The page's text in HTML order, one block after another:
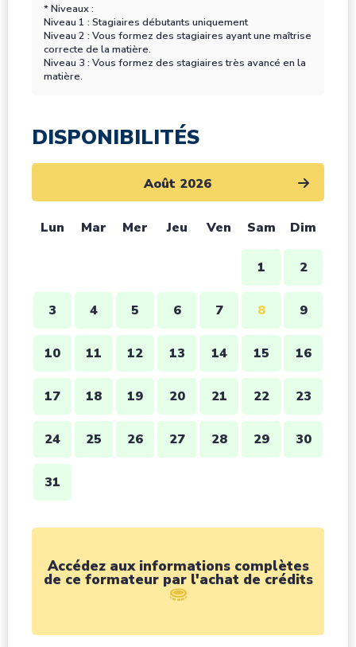
* Niveaux :
Niveau 1 : Stagiaires débutants uniquement
Niveau 2 : Vous formez des stagiaires ayant une maîtrise
correcte de la matière.
Niveau 3 : Vous formez des stagiaires très avancé en la
matière.
DISPONIBILITÉS
Août 2026
Lun Mar Mer Jeu Ven Sam Dim
1 2
3 4 5 6 7 8 9
10 11 12 13 14 15 16
17 18 19 20 21 22 23
24 25 26 27 28 29 30
31
Accédez aux informations complètes
de ce formateur par l'achat de crédits